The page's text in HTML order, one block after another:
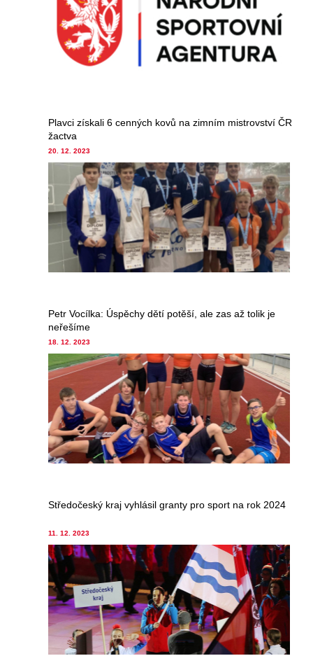
Plavci získali 6 cenných kovů na zimním mistrovství ČR
žactva
20. 12. 2023
Petr Vocílka: Úspěchy dětí potěší, ale zas až tolik je
neřešíme
18. 12. 2023
Středočeský kraj vyhlásil granty pro sport na rok 2024
11. 12. 2023